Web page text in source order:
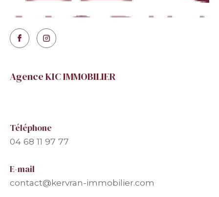
Agence KIC IMMOBILIER
Téléphone
04 68 11 97 77
E-mail
contact@kervran-immobilier.com